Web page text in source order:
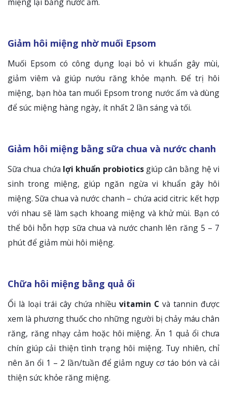
Giảm hôi miệng nhờ muối Epsom
Muối Epsom có công dụng loại bỏ vi khuẩn gây mùi,
giảm viêm và giúp nướu răng khỏe mạnh. Để trị hôi
miệng, bạn hòa tan muối Epsom trong nước ấm và dùng
để súc miệng hàng ngày, ít nhất 2 lần sáng và tối.
Giảm hôi miệng bằng sữa chua và nước chanh
Sữa chua chứa lợi khuẩn probioticsgiúp cân bằng hệ vi
sinh trong miệng, giúp ngăn ngừa vi khuẩn gây hôi
miệng. Sữa chua và nước chanh – chứa acid citric kết hợp
với nhau sẽ làm sạch khoang miệng và khử mùi. Bạn có
thể bôi hỗn hợp sữa chua và nước chanh lên răng 5 – 7
phút để giảm mùi hôi miệng.
Chữa hôi miệng bằng quả ổi
Ổi là loại trái cây chứa nhiềuvitamin C và tannin được
xem là phương thuốc cho những người bị chảy máu chân
răng, răng nhạy cảm hoặc hôi miệng. Ăn 1 quả ổi chưa
chín giúp cải thiện tình trạng hôi miệng. Tuy nhiên, chỉ
nên ăn ổi 1 – 2 lần/tuần để giảm nguy cơ táo bón và cải
thiện sức khỏe răng miệng.